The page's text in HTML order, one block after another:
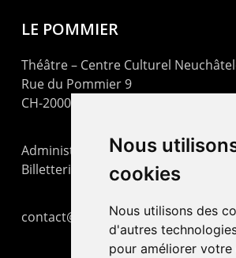
Nous
cookies
Nous utilisons des
d'autres
pour améliorer votre
LE POMMIER
Théâtre – Centre Culturel
Rue du Pommier 9
CH-2000 Neuchâtel
Administration : +41 32 725 03 03
Billetterie : +41 32 725 05 05
contact@lepommier.ch